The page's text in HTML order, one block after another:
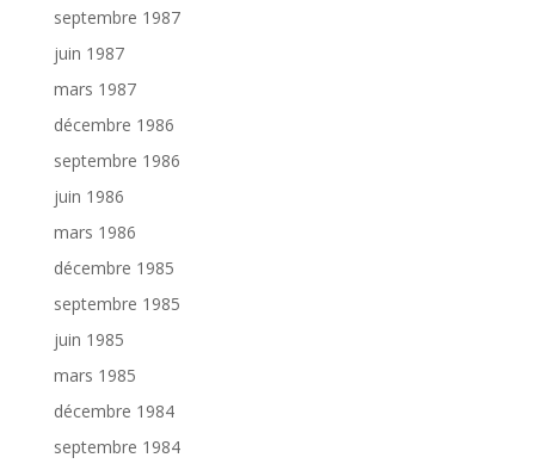
septembre 1987
juin 1987
mars 1987
décembre 1986
septembre 1986
juin 1986
mars 1986
décembre 1985
septembre 1985
juin 1985
mars 1985
décembre 1984
septembre 1984